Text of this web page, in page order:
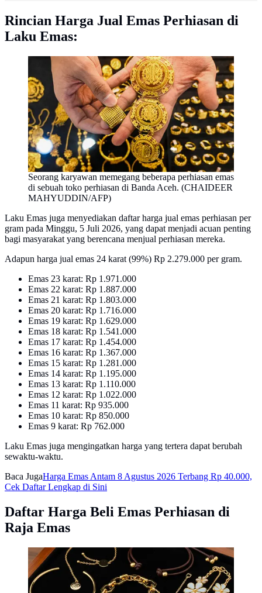
Rincian Harga Jual Emas Perhiasan di
Laku Emas:
Seorang karyawan memegang beberapa perhiasan emas
di sebuah toko perhiasan di Banda Aceh. (CHAIDEER
MAHYUDDIN/AFP)
Laku Emas juga menyediakan daftar harga jual emas perhiasan per
gram pada Minggu, 5 Juli 2026, yang dapat menjadi acuan penting
bagi masyarakat yang berencana menjual perhiasan mereka.
Adapun harga jual emas 24 karat (99%) Rp 2.279.000 per gram.
Emas 23 karat: Rp 1.971.000
Emas 22 karat: Rp 1.887.000
Emas 21 karat: Rp 1.803.000
Emas 20 karat: Rp 1.716.000
Emas 19 karat: Rp 1.629.000
Emas 18 karat: Rp 1.541.000
Emas 17 karat: Rp 1.454.000
Emas 16 karat: Rp 1.367.000
Emas 15 karat: Rp 1.281.000
Emas 14 karat: Rp 1.195.000
Emas 13 karat: Rp 1.110.000
Emas 12 karat: Rp 1.022.000
Emas 11 karat: Rp 935.000
Emas 10 karat: Rp 850.000
Emas 9 karat: Rp 762.000
Laku Emas juga mengingatkan harga yang tertera dapat berubah
sewaktu-waktu.
Baca JugaHarga Emas Antam 8 Agustus 2026 Terbang Rp 40.000,
Cek Daftar Lengkap di Sini
Daftar Harga Beli Emas Perhiasan di
Raja Emas